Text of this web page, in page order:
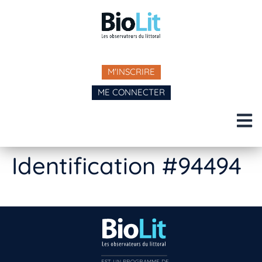
M'INSCRIRE
ME CONNECTER
Identification #94494